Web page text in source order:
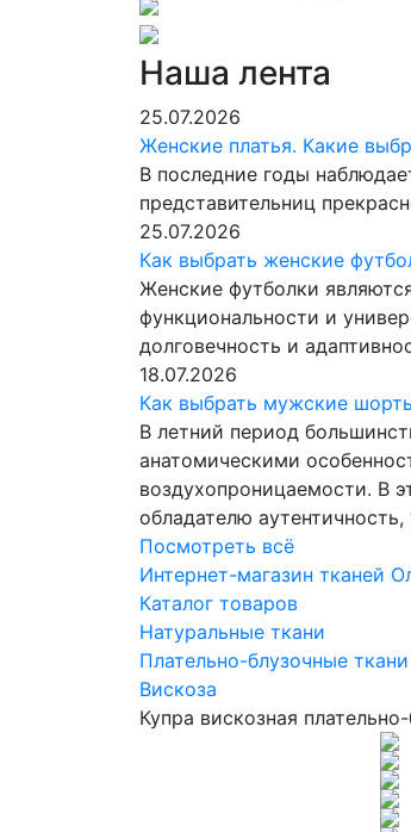
Наша лента
25.07.2026
Женские платья. Какие
В последние годы
представительниц
25.07.2026
Как выбрать женские
Женские футболки
функциональности и
долговечность и
18.07.2026
Как выбрать мужские
В летний период
анатомическими
воздухопроницаемости. В
обладателю
Посмотреть всё
Интернет-магазин тканей
Каталог товаров
Натуральные ткани
Плательно-блузочные ткани
Вискоза
Купра вискозная